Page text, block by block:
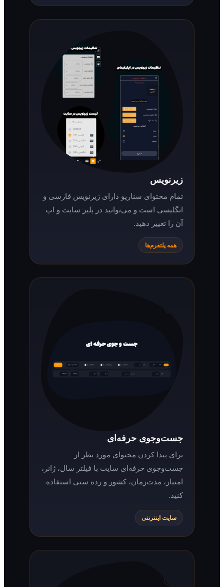
تمام محتوای سناریو دارای زیرنویس فارسی و
انگلیسی است و می‌توانید در پلیر سایت و اپ
آن را تغییر دهید.
همه پلتفرم‌ها
جست‌وجوی حرفه‌ای
برای پیدا کردن محتوای مورد نظر از
جست‌وجوی حرفه‌ای سایت با فیلتر سال، ژانر،
امتیاز، مدت‌زمان، کشور و رده سنی استفاده
سایت اینترنتی